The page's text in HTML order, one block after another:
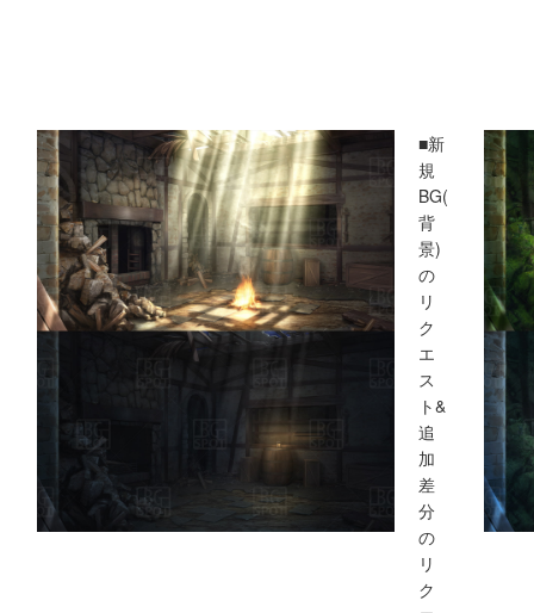
■新
規
BG(
背
景)
の
リ
ク
エ
ス
ト&
追
加
差
分
の
リ
ク